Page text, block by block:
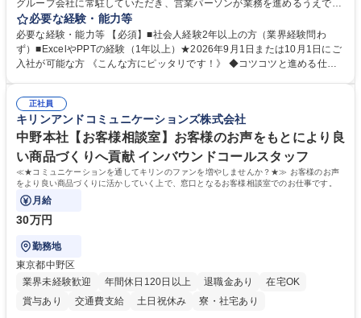
グループ会社に常駐していただき、営業パーソンが業務を進めるうえで発
生する業務を幅広くサポートとしてテレビCMやSNS広告の入稿サポー
ト、進行管理等 部内アシスタントとしての業務をお任せします。 ◆得意
先との定例資料作成 ◆競合調査 ◆広告出稿の進行管理、確認 ◆広告出稿
後のデータ抽出と効果測定、資料作成 ◆TVCM放送枠の情報管理、不備確
ール対応 ◆常駐先に向けた事業拡大の提案 など 募集職種 大阪|博報堂DY
グループ【CM・SNS広告の入稿サポート業務】9月・10月入社限定！
必要な経験・能力等
必要な経験・能力等 【必須】■社会人経験2年以上の方（業界経験問わ
ず）■ExcelやPPTの経験（1年以上）★2026年9月1日または10月1日にご
入社が可能な方 《こんな方にピッタリです！》 ◆コツコツと進める仕事
ャリア・スキルUPを目指したい方 学歴・資格 学歴：大学院 大学 高専 短
大 専修学校 高校 語学力： 資格：
正社員
キリンアンドコミュニケーションズ株式会社
中野本社【お客様相談室】お客様のお声をもとにより良
い商品づくりへ貢献 インバウンドコールスタッフ
≪★コミュニケーションを通してキリンのファンを増やしませんか？★≫ お客様のお声
をより良い商品づくりに活かしていく上で、窓口となるお客様相談室でのお仕事です。
月給
30万円
勤務地
東京都中野区
業界未経験歓迎
年間休日120日以上 退職金あり
在宅OK
賞与あり
交通費支給 土日祝休み 寮・社宅あり